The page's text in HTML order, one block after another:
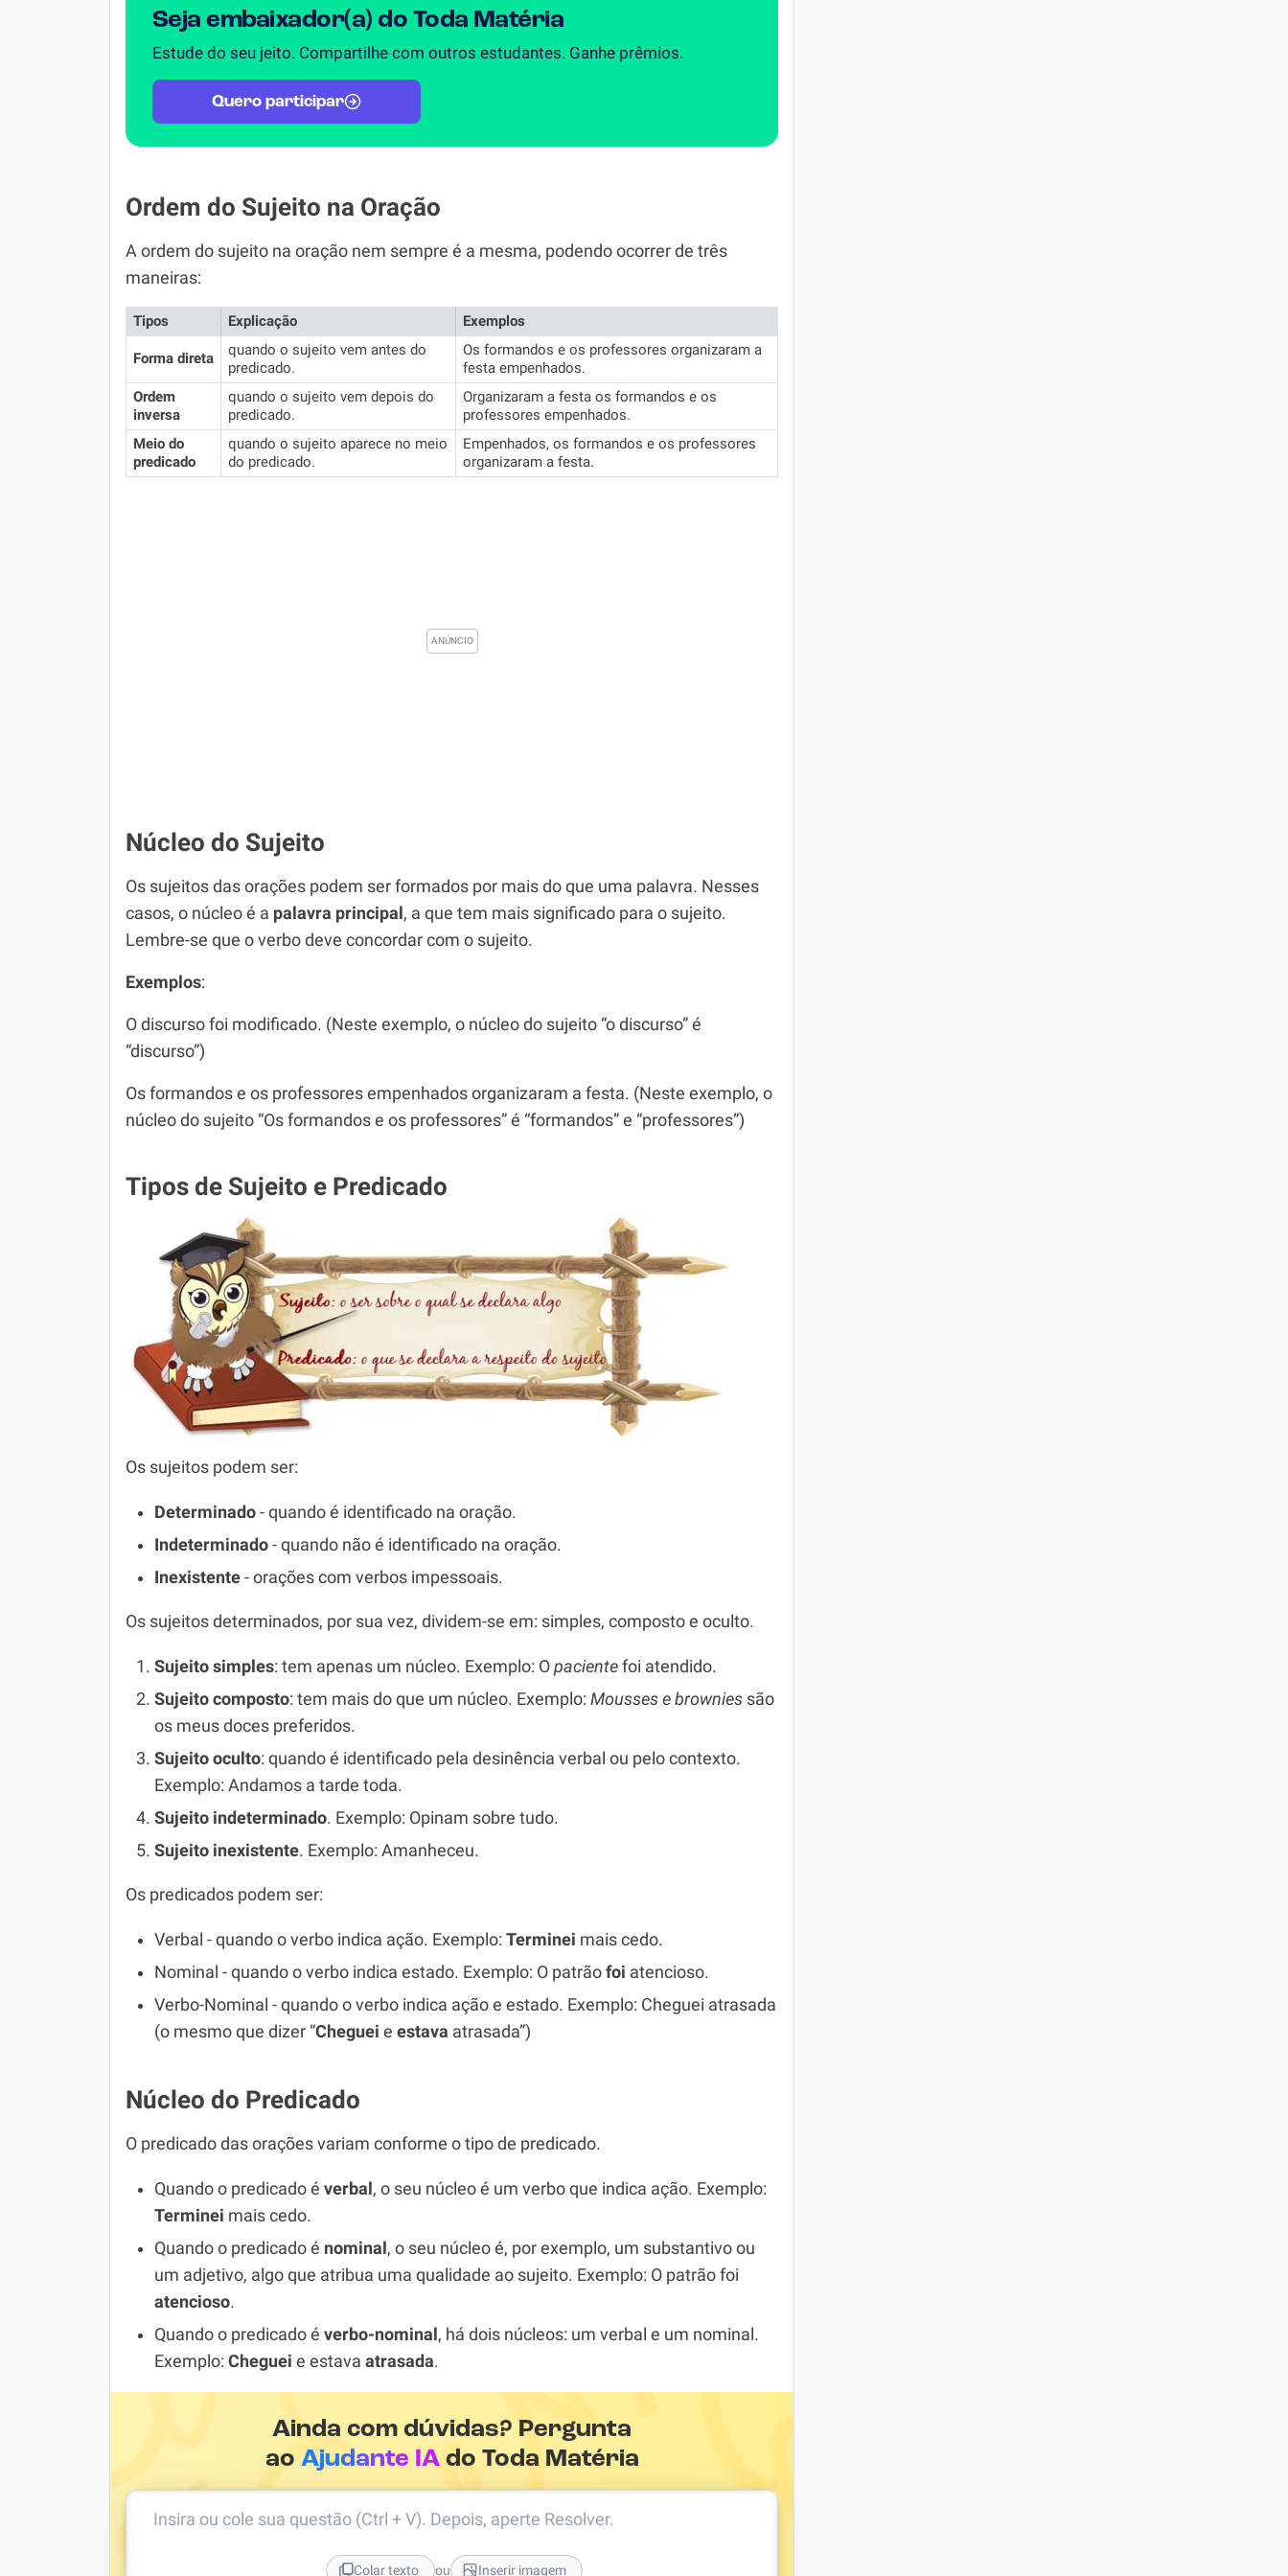
Seja embaixador(a) do Toda Matéria
Estude do seu jeito. Compartilhe com outros estudantes. Ganhe prêmios.
Quero participar
Ordem do Sujeito na Oração
A ordem do sujeito na oração nem sempre é a mesma, podendo ocorrer de três
maneiras:
Tipos Explicação Exemplos
Forma direta
quando o sujeito vem antes do
predicado.
Os formandos e os professores organizaram a
festa empenhados.
Ordem
inversa
quando o sujeito vem depois do
predicado.
Organizaram a festa os formandos e os
professores empenhados.
Meio do
predicado
quando o sujeito aparece no meio
do predicado.
Empenhados, os formandos e os professores
organizaram a festa.
Núcleo do Sujeito
Os sujeitos das orações podem ser formados por mais do que uma palavra. Nesses
casos, o núcleo é a palavra principal , a que tem mais significado para o sujeito.
Lembre-se que o verbo deve concordar com o sujeito.
Exemplos:
O discurso foi modificado. (Neste exemplo, o núcleo do sujeito “o discurso” é
“discurso”)
Os formandos e os professores empenhados organizaram a festa. (Neste exemplo, o
núcleo do sujeito “Os formandos e os professores” é “formandos” e “professores”)
Tipos de Sujeito e Predicado
Os sujeitos podem ser:
Determinado - quando é identificado na oração.
Indeterminado - quando não é identificado na oração.
Inexistente - orações com verbos impessoais.
Os sujeitos determinados, por sua vez, dividem-se em: simples, composto e oculto.
Sujeito simples: tem apenas um núcleo. Exemplo: O paciente foi atendido.
Sujeito composto: tem mais do que um núcleo. Exemplo: Mousses e brownies são
os meus doces preferidos.
Sujeito oculto: quando é identificado pela desinência verbal ou pelo contexto.
Exemplo: Andamos a tarde toda.
Sujeito indeterminado. Exemplo: Opinam sobre tudo.
Sujeito inexistente. Exemplo: Amanheceu.
Os predicados podem ser:
Verbal - quando o verbo indica ação. Exemplo: Terminei mais cedo.
Nominal - quando o verbo indica estado. Exemplo: O patrão foi atencioso.
Verbo-Nominal - quando o verbo indica ação e estado. Exemplo: Cheguei atrasada
(o mesmo que dizer “Cheguei e estava atrasada”)
Núcleo do Predicado
O predicado das orações variam conforme o tipo de predicado.
Quando o predicado é verbal , o seu núcleo é um verbo que indica ação. Exemplo:
Terminei mais cedo.
Quando o predicado é nominal , o seu núcleo é, por exemplo, um substantivo ou
um adjetivo, algo que atribua uma qualidade ao sujeito. Exemplo: O patrão foi
atencioso.
Quando o predicado é verbo-nominal , há dois núcleos: um verbal e um nominal.
Exemplo: Cheguei e estava atrasada.
Ainda com dúvidas? Pergunta
aoAjudante IAdo Toda Matéria
Insira ou cole sua questão (Ctrl + V). Depois, aperte Resolver.
Colar texto ou Inserir imagem